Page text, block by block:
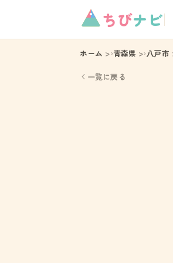
ちびナビ
ホーム 青森県 八戸市
一覧に戻る